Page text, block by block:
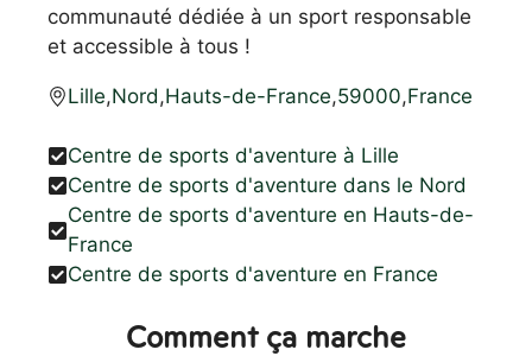
communauté dédiée à un sport responsable
et accessible à tous !
Lille,Nord,Hauts-de-France,59000,France
Centre de sports d'aventure à Lille
Centre de sports d'aventure dans le Nord
Centre de sports d'aventure en Hauts-de-
France
Centre de sports d'aventure en France
Comment ça marche